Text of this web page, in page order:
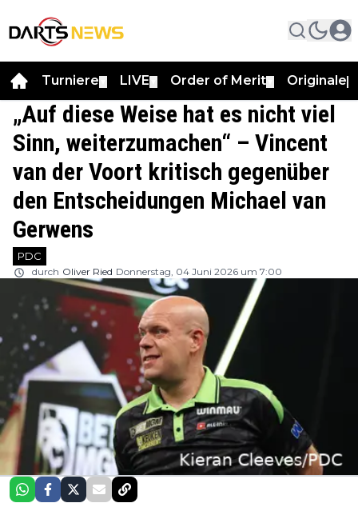
Turniere LIVE Order of Merit Originale
„Auf diese Weise hat es nicht viel
Sinn, weiterzumachen“ – Vincent
van der Voort kritisch gegenüber
den Entscheidungen Michael van
Gerwens
PDC
durch Oliver Ried Donnerstag, 04 Juni 2026 um 7:00